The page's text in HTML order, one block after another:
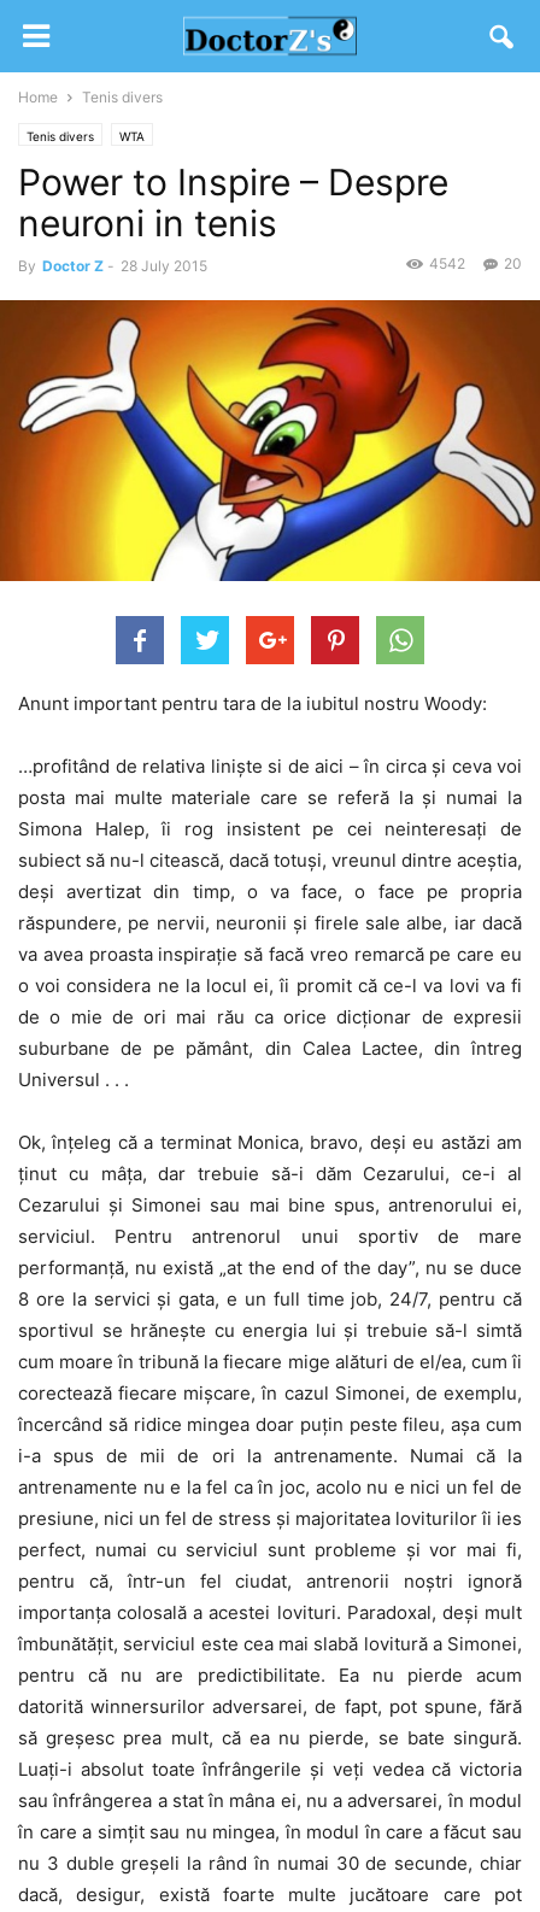
Home Tenis divers
Tenis divers WTA
Power to Inspire – Despre
neuroni in tenis
By Doctor Z - 28 July 2015 20
4542
Anunt important pentru tara de la iubitul nostru Woody:
…profitând de relativa liniște si de aici – în circa și ceva voi
posta mai multe materiale care se referă la și numai la
Simona Halep, îi rog insistent pe cei neinteresați de
subiect să nu-l citească, dacă totuși, vreunul dintre aceștia,
deși avertizat din timp, o va face, o face pe propria
răspundere, pe nervii, neuronii și firele sale albe, iar dacă
va avea proasta inspirație să facă vreo remarcă pe care eu
o voi considera ne la locul ei, îi promit că ce-l va lovi va fi
de o mie de ori mai rău ca orice dicționar de expresii
suburbane de pe pământ, din Calea Lactee, din întreg
Universul . . .
Ok, înțeleg că a terminat Monica, bravo, deși eu astăzi am
ținut cu mâța, dar trebuie să-i dăm Cezarului, ce-i al
Cezarului și Simonei sau mai bine spus, antrenorului ei,
serviciul. Pentru antrenorul unui sportiv de mare
performanță, nu există „at the end of the day”, nu se duce
8 ore la servici și gata, e un full time job, 24/7, pentru că
sportivul se hrănește cu energia lui și trebuie să-l simtă
cum moare în tribună la fiecare mige alături de el/ea, cum îi
corectează fiecare mișcare, în cazul Simonei, de exemplu,
încercând să ridice mingea doar puțin peste fileu, așa cum
i-a spus de mii de ori la antrenamente. Numai că la
antrenamente nu e la fel ca în joc, acolo nu e nici un fel de
presiune, nici un fel de stress și majoritatea loviturilor îi ies
perfect, numai cu serviciul sunt probleme și vor mai fi,
pentru că, într-un fel ciudat, antrenorii noștri ignoră
importanța colosală a acestei lovituri. Paradoxal, deși mult
îmbunătățit, serviciul este cea mai slabă lovitură a Simonei,
pentru că nu are predictibilitate. Ea nu pierde acum
datorită winnersurilor adversarei, de fapt, pot spune, fără
să greșesc prea mult, că ea nu pierde, se bate singură.
Luați-i absolut toate înfrângerile și veți vedea că victoria
sau înfrângerea a stat în mâna ei, nu a adversarei, în modul
în care a simțit sau nu mingea, în modul în care a făcut sau
nu 3 duble greșeli la rând în numai 30 de secunde, chiar
dacă, desigur, există foarte multe jucătoare care pot